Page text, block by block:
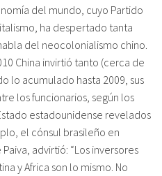
del mundo, cuyo Partido
ha despertado tanta
del neocolonialismo chino.
China invirtió tanto (cerca de
lo acumulado hasta 2009, sus
los funcionarios, según los
estadounidense revelados
el cónsul brasileño en
advirtió: “Los inversores
y Africa son lo mismo. No